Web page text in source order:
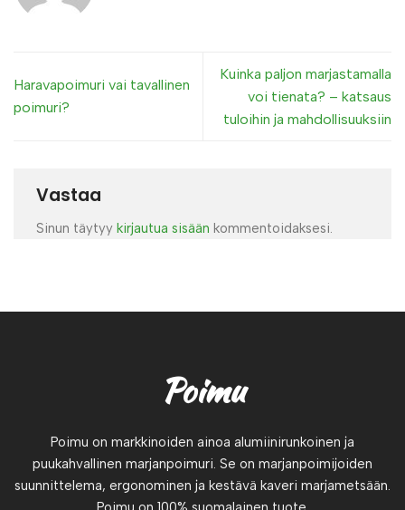
Haravapoimuri vai tavallinen
poimuri?
Kuinka paljon marjastamalla
voi tienata? – katsaus
tuloihin ja mahdollisuuksiin
Vastaa
Sinun täytyy kirjautua sisään kommentoidaksesi.
Poimu
Poimu on markkinoiden ainoa alumiinirunkoinen ja
puukahvallinen marjanpoimuri. Se on marjanpoimijoiden
suunnittelema, ergonominen ja kestävä kaveri marjametsään.